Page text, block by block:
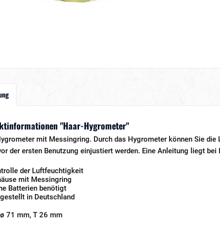
"Haar-Hygrometer"
mit Messingring. Durch das Hygrometer können Sie
der ersten Benutzung einjustiert werden. Eine Anleitung liegt bei
der Luftfeuchtigkeit
mit Messingring
Batterien benötigt
in Deutschland
71 mm, T 26 mm